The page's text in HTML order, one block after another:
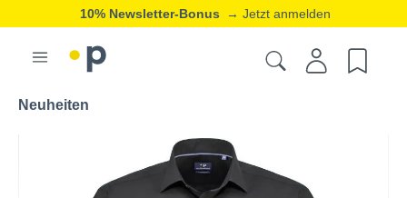
10% Newsletter-Bonus → Jetzt anmelden
Neuheiten